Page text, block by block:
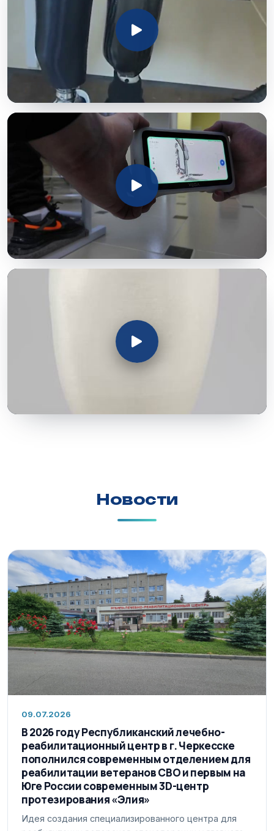
Новости
09.07.2026
В 2026 году Республиканский лечебно-
реабилитационный центр в г. Черкесске
пополнился современным отделением для
реабилитации ветеранов СВО и первым на
Юге России современным 3D-центр
протезирования «Элия»
Идея создания специализированного центра для